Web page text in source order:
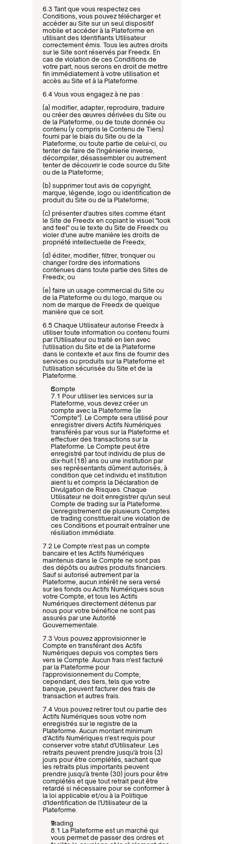
6.3 Tant que vous respectez ces
Conditions, vous pouvez télécharger et
accéder au Site sur un seul dispositif
mobile et accéder à la Plateforme en
utilisant des Identifiants Utilisateur
correctement émis. Tous les autres droits
sur le Site sont réservés par Freedx. En
cas de violation de ces Conditions de
votre part, nous serons en droit de mettre
fin immédiatement à votre utilisation et
accès au Site et à la Plateforme.
6.4 Vous vous engagez à ne pas :
(a) modifier, adapter, reproduire, traduire
ou créer des œuvres dérivées du Site ou
de la Plateforme, ou de toute donnée ou
contenu (y compris le Contenu de Tiers)
fourni par le biais du Site ou de la
Plateforme, ou toute partie de celui-ci, ou
tenter de faire de l'ingénierie inverse,
décompiler, désassembler ou autrement
tenter de découvrir le code source du Site
ou de la Plateforme;
(b) supprimer tout avis de copyright,
marque, légende, logo ou identification de
produit du Site ou de la Plateforme;
(c) présenter d'autres sites comme étant
le Site de Freedx en copiant le visuel "look
and feel" ou le texte du Site de Freedx ou
violer d'une autre manière les droits de
propriété intellectuelle de Freedx;
(d) éditer, modifier, filtrer, tronquer ou
changer l'ordre des informations
contenues dans toute partie des Sites de
Freedx; ou
(e) faire un usage commercial du Site ou
de la Plateforme ou du logo, marque ou
nom de marque de Freedx de quelque
manière que ce soit.
6.5 Chaque Utilisateur autorise Freedx à
utiliser toute information ou contenu fourni
par l'Utilisateur ou traité en lien avec
l'utilisation du Site et de la Plateforme
dans le contexte et aux fins de fournir des
services ou produits sur la Plateforme et
l'utilisation sécurisée du Site et de la
Plateforme.
Compte
7.1 Pour utiliser les services sur la
Plateforme, vous devez créer un
compte avec la Plateforme (le
"Compte"). Le Compte sera utilisé pour
enregistrer divers Actifs Numériques
transférés par vous sur la Plateforme et
effectuer des transactions sur la
Plateforme. Le Compte peut être
enregistré par tout individu de plus de
dix-huit (18) ans ou une institution par
ses représentants dûment autorisés, à
condition que cet individu et institution
aient lu et compris la Déclaration de
Divulgation de Risques. Chaque
Utilisateur ne doit enregistrer qu'un seul
Compte de trading sur la Plateforme.
L'enregistrement de plusieurs Comptes
de trading constituerait une violation de
ces Conditions et pourrait entraîner une
résiliation immédiate.
7.2 Le Compte n'est pas un compte
bancaire et les Actifs Numériques
maintenus dans le Compte ne sont pas
des dépôts ou autres produits financiers.
Sauf si autorisé autrement par la
Plateforme, aucun intérêt ne sera versé
sur les fonds ou Actifs Numériques sous
votre Compte, et tous les Actifs
Numériques directement détenus par
nous pour votre bénéfice ne sont pas
assurés par une Autorité
Gouvernementale.
7.3 Vous pouvez approvisionner le
Compte en transférant des Actifs
Numériques depuis vos comptes tiers
vers le Compte. Aucun frais n'est facturé
par la Plateforme pour
l'approvisionnement du Compte;
cependant, des tiers, tels que votre
banque, peuvent facturer des frais de
transaction et autres frais.
7.4 Vous pouvez retirer tout ou partie des
Actifs Numériques sous votre nom
enregistrés sur le registre de la
Plateforme. Aucun montant minimum
d'Actifs Numériques n'est requis pour
conserver votre statut d'Utilisateur. Les
retraits peuvent prendre jusqu'à trois (3)
jours pour être complétés, sachant que
les retraits plus importants peuvent
prendre jusqu'à trente (30) jours pour être
complétés et que tout retrait peut être
retardé si nécessaire pour se conformer à
la loi applicable et/ou à la Politique
d'Identification de l'Utilisateur de la
Plateforme.
Trading
8.1 La Plateforme est un marché qui
vous permet de passer des ordres et